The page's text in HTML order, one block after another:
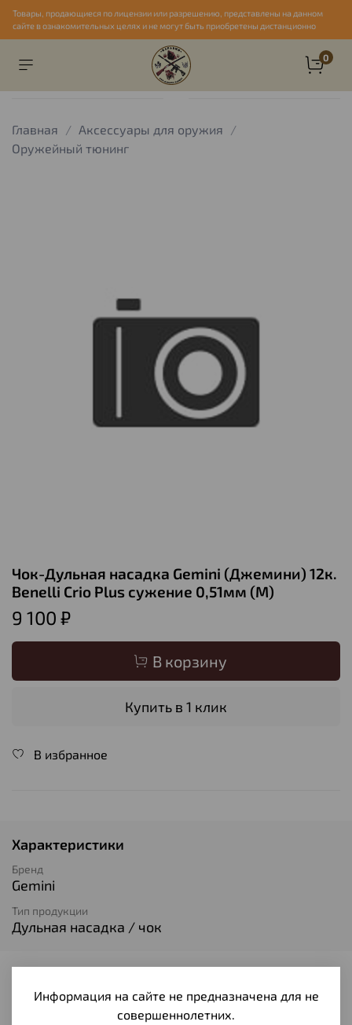
Товары, продающиеся по лицензии или разрешению, представлены на данном
сайте в ознакомительных целях и не могут быть приобретены дистанционно
0
Главная
Аксессуары для оружия
Оружейный тюнинг
Чок-Дульная насадка Gemini (Джемини) 12к.
Benelli Crio Plus сужение 0,51мм (M)
9 100 ₽
В корзину
Купить в 1 клик
В избранное
Характеристики
Бренд
Gemini
Тип продукции
Дульная насадка / чок
Отзывов еще никто не оставлял
Информация на сайте не предназначена для не
совершеннолетних.